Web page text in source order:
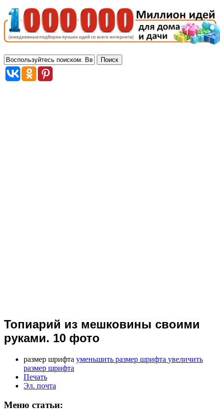
Топиарий из мешковины своими
руками. 10 фото
размер шрифта уменьшить размер шрифта увеличить
размер шрифта
Печать
Эл. почта
Меню статьи: